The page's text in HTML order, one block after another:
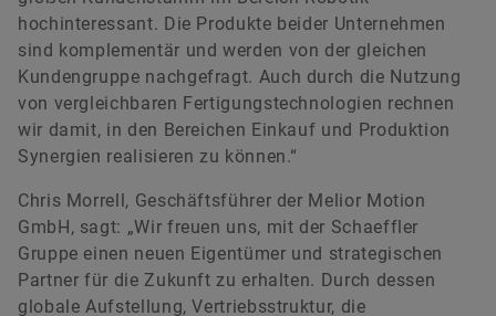
hochinteressant. Die Produkte beider Unternehmen
sind komplementär und werden von der gleichen
Kundengruppe nachgefragt. Auch durch die Nutzung
von vergleichbaren Fertigungstechnologien rechnen
wir damit, in den Bereichen Einkauf und Produktion
Synergien realisieren zu können.“
Chris Morrell, Geschäftsführer der Melior Motion
GmbH, sagt: „Wir freuen uns, mit der Schaeffler
Gruppe einen neuen Eigentümer und strategischen
Partner für die Zukunft zu erhalten. Durch dessen
globale Aufstellung, Vertriebsstruktur, die